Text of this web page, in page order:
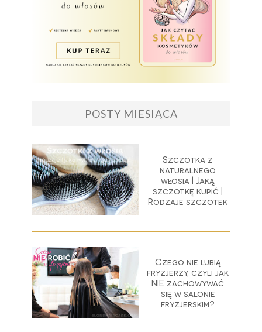
POSTY MIESIĄCA
Szczotka z
naturalnego
włosia | Jaką
szczotkę kupić |
Rodzaje szczotek
Czego nie lubią
fryzjerzy, czyli jak
NIE zachowywać
się w salonie
fryzjerskim?